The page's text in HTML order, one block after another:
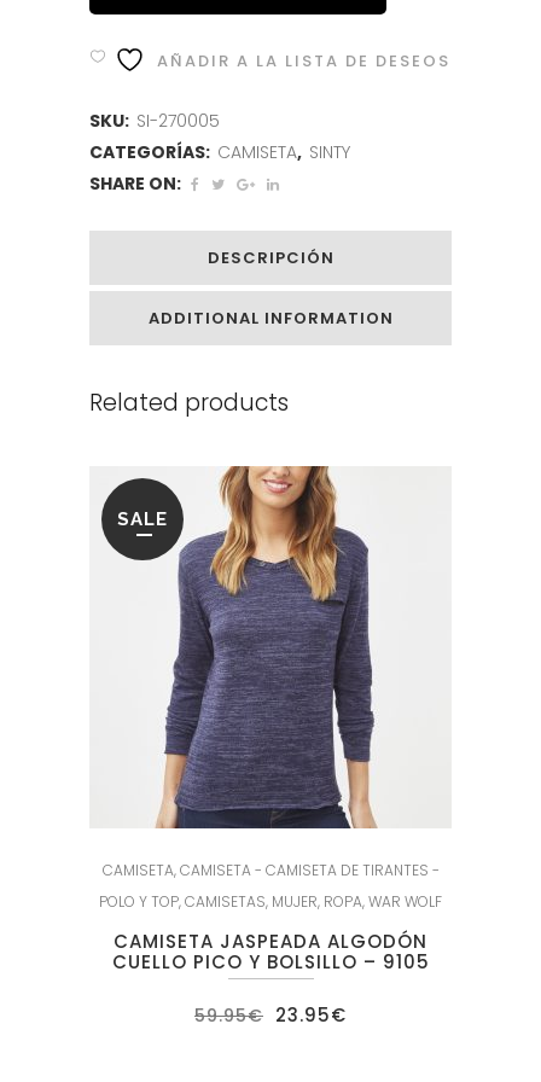
AÑADIR A LA LISTA DE DESEOS
SKU: SI-270005
CATEGORÍAS: CAMISETA, SINTY
SHARE ON:
DESCRIPCIÓN
ADDITIONAL INFORMATION
Related products
SALE
CAMISETA,CAMISETA - CAMISETA DE TIRANTES -
POLO Y TOP,CAMISETAS, MUJER, ROPA,WAR WOLF
CAMISETA JASPEADA ALGODÓN
CUELLO PICO Y BOLSILLO – 9105
59.95€ El
precio
23.95€